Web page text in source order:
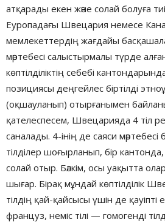
атқарады екен және солай болуға
Еуропадағы Швецария немесе
мемлекеттердің жағдайы
мәртебесі салыстырмалы түрде
көптілділіктің себебі
позициясы деңгейлес біртілді
(оқшауланып) отырғанымен
қателеспесем, Швецарияда 4 тіл
саналады. 4-інің де саяси
тілділер шоғырланып, бір
солай отыр. Бәлкім, осы уақытта
шығар. Бірақ мұндай көптілділік
тілдің қай-қайсысы үшін де
француз, неміс тілі — гомогенді